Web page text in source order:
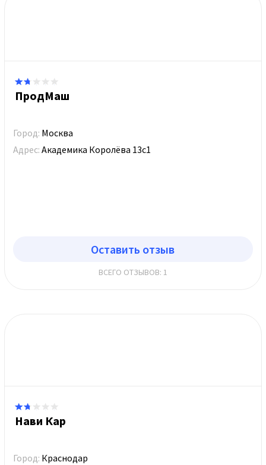
ПродМаш
Город: Москва
Адрес: Академика Королёва 13с1
Оставить отзыв
ВСЕГО ОТЗЫВОВ: 1
Нави Кар
Город: Краснодар